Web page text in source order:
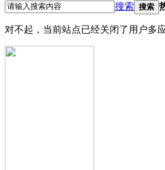
搜索 搜索
对不起，当前站点已经关闭了用户多